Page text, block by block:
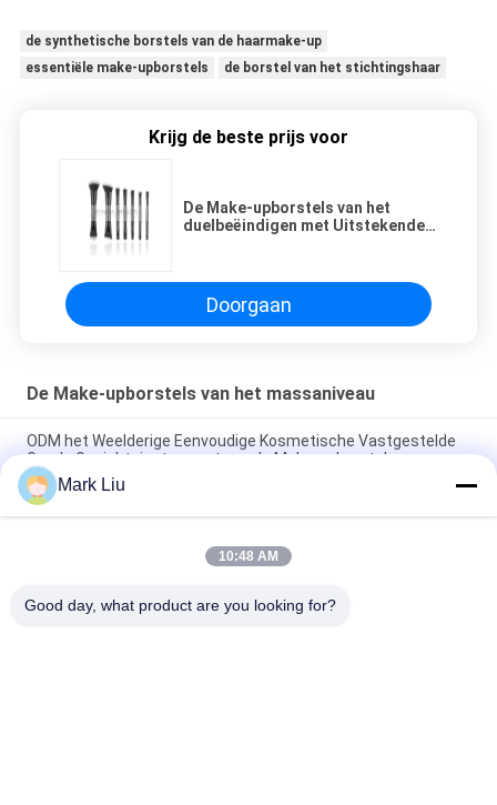
de synthetische borstels van de haarmake-up
essentiële make-upborstels
de borstel van het stichtingshaar
Krijg de beste prijs voor
De Make-upborstels van het
duelbeëindigen met Uitstekende
Doorgaan
De Make-upborstels van het massaniveau
ODM het Weelderige Eenvoudige Kosmetische Vastgestelde
Goede Gezichtsinstrument van de Make-upborstel
Aantrekkelijke Amerikaanse de Make-upborstels van het
Massaniveau, Klassieke Kosmetische Borsteluitrusting
De schitterende Glanzende Essentiële Make-up borstelt het
Mark Liu
10:48 AM
Good day, what product are you looking for?